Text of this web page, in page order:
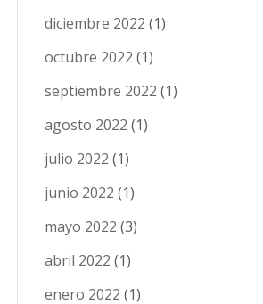
diciembre 2022 (1)
octubre 2022 (1)
septiembre 2022 (1)
agosto 2022 (1)
julio 2022 (1)
junio 2022 (1)
mayo 2022 (3)
abril 2022 (1)
enero 2022 (1)